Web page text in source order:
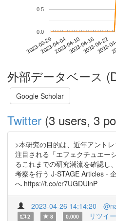
2023-03-292023-04-042023-04-102023-04-162023-04-22
2023-
0.0
0.5
外部データベース
Google Scholar
Twitter (3 users, 3
>本研究の目的は、近年アント
注目される「エフェクチュエー
るこれまでの研究潮流を確認し
考察を行う J-STAGE Articles -
へ https://t.co/cr7UGDUlnP
2023-04-26 14:14:20
2 8 0.000 リツイ